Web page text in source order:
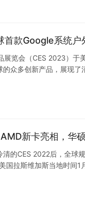
首款Google系统户
展览会（CES 2023）于
众多创新产品，展现了
新卡亮相，华
清的CES 2022后，全
国拉斯维加斯当地时间1